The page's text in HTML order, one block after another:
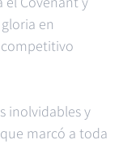
en
inolvidables y
marcó a toda